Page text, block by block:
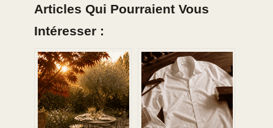
Articles Qui Pourraient Vous
Intéresser :